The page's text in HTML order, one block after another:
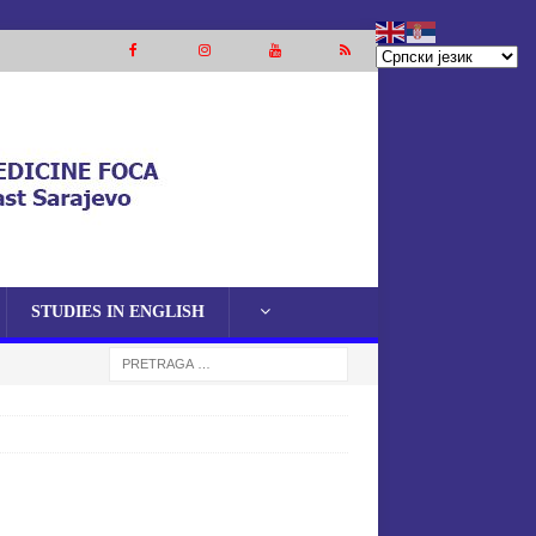
STUDIES IN ENGLISH